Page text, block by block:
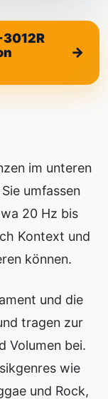
3012R
im unteren
umfassen
20 Hz bis
Kontext und
können.
und die
tragen zur
Volumen bei.
wie
und Rock,